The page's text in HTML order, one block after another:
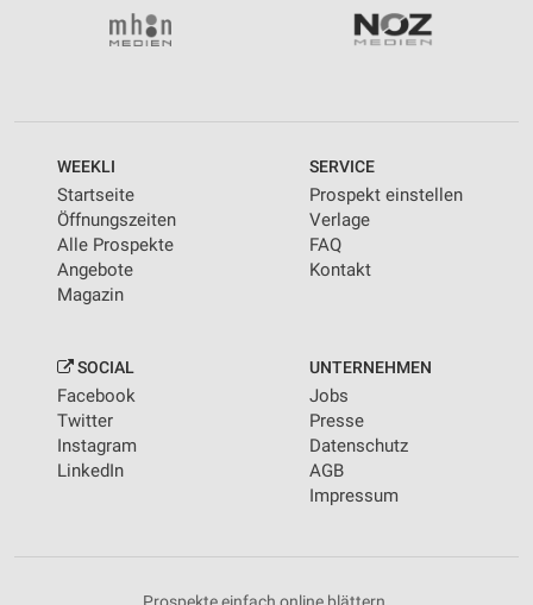
WEEKLI
Startseite
Öffnungszeiten
Alle Prospekte
Angebote
Magazin
SERVICE
Prospekt einstellen
Verlage
FAQ
Kontakt
SOCIAL
Facebook
Twitter
Instagram
LinkedIn
UNTERNEHMEN
Jobs
Presse
Datenschutz
AGB
Impressum